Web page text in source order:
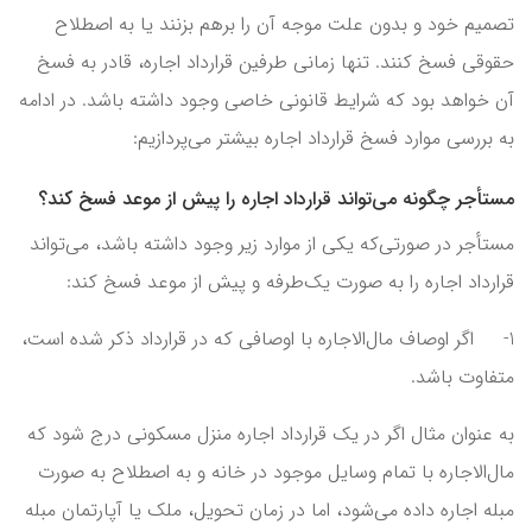
تصمیم خود و بدون علت موجه آن را برهم بزنند یا به اصطلاح
حقوقی فسخ کنند. تنها زمانی طرفین قرارداد اجاره، قادر به فسخ
آن خواهد بود که شرایط قانونی خاصی وجود داشته باشد. در ادامه
به بررسی موارد فسخ قرارداد اجاره بیشتر می‌پردازیم:
مستأجر چگونه می‌تواند قرارداد اجاره را پیش از موعد فسخ کند؟
مستأجر در صورتی‌که یکی از موارد زیر وجود داشته باشد، می‌تواند
قرارداد اجاره را به صورت یک‌طرفه و پیش از موعد فسخ کند:
1- اگر اوصاف مال‌الاجاره با اوصافی که در قرارداد ذکر شده است،
متفاوت باشد.
به عنوان مثال اگر در یک قرارداد اجاره منزل مسکونی درج شود که
مال‌الاجاره با تمام وسایل موجود در خانه و به اصطلاح به صورت
مبله اجاره داده می‌شود، اما در زمان تحویل، ملک یا آپارتمان مبله